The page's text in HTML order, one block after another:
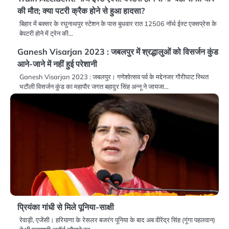
की मौत; क्या पटरी क्रैक होने से हुआ हादसा?
बिहार में बक्सर के रघुनाथपुर स्टेशन के पास बुधवार रात 12506 नॉर्थ ईस्ट एक्सप्रेस के
बेपटरी होने में ट्रेन की…
Ganesh Visarjan 2023 : जबलपुर में श्रद्धालुओं को विसर्जन कुंड
आने-जाने में नहीं हुई परेशानी
Ganesh Visarjan 2023 : जबलपुर। गणेशोत्सव पर्व के मद्देनजर गौरीघाट स्थित
भटौली विसर्जन कुंड का महापौर जगत बहादुर सिंह अन्नू ने जायजा…
प्रियंका गांधी से मिले पूनिया-साक्षी
रेवाड़ी, एजेंसी। हरियाणा के रेसलर बजरंग पूनिया के बाद अब वीरेंद्र सिंह (गूंगा पहलवान)